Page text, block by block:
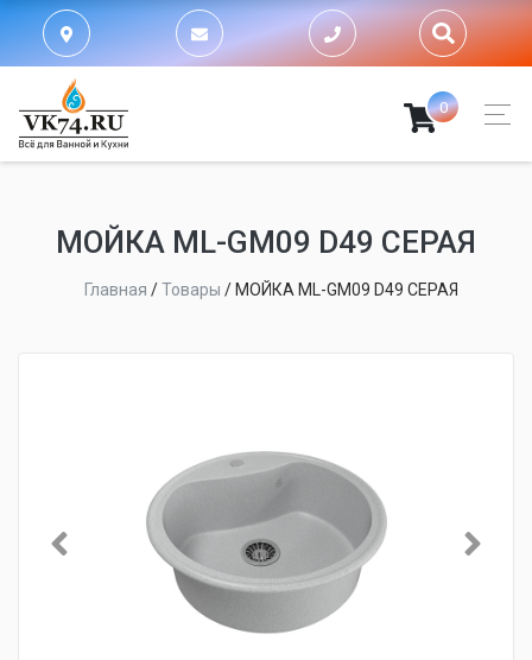
0
МОЙКA ML-GM09 D49 СЕРАЯ
Главная /Товары / МОЙКA ML-GM09 D49 СЕРАЯ